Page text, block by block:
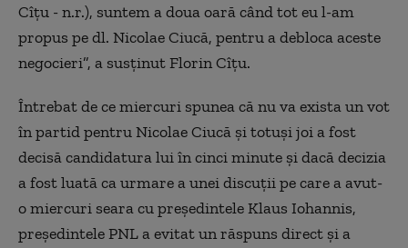
Cîțu - n.r.), suntem a doua oară când tot eu l-am
propus pe dl. Nicolae Ciucă, pentru a debloca aceste
negocieri”, a susținut Florin Cîțu.
Întrebat de ce miercuri spunea că nu va exista un vot
în partid pentru Nicolae Ciucă și totuși joi a fost
decisă candidatura lui în cinci minute și dacă decizia
a fost luată ca urmare a unei discuții pe care a avut-
o miercuri seara cu președintele Klaus Iohannis,
președintele PNL a evitat un răspuns direct și a